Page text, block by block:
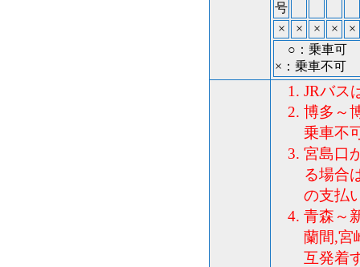
号
× × × ×
×
○：乗車可
×：乗車不可
JRバス
博多～
乗車不
宮島口
る場合
の支払
青森～
蘭間,宮
互発着